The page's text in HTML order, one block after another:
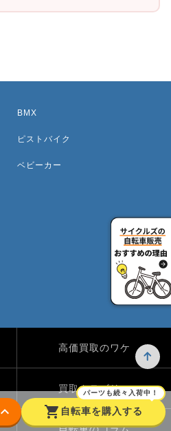
keyboard_arrow_down shopping_cart
パーツも続々入荷中！
自転車を購入する
BMX
ピストバイク
ベビーカー
高価買取のワケ
買取カテゴリー
自転車のコラム